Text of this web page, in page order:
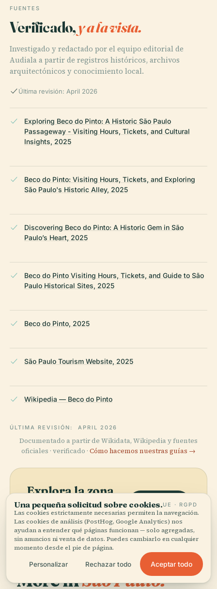
FUENTES
Verificado,y a la vista.
Investigado y redactado por el equipo editorial de
Audiala a partir de registros históricos, archivos
arquitectónicos y conocimiento local.
Última revisión: April 2026
Exploring Beco do Pinto: A Historic São Paulo
Passageway - Visiting Hours, Tickets, and Cultural
Insights, 2025
Beco do Pinto: Visiting Hours, Tickets, and Exploring
São Paulo's Historic Alley, 2025
Discovering Beco do Pinto: A Historic Gem in São
Paulo’s Heart, 2025
Beco do Pinto Visiting Hours, Tickets, and Guide to São
Paulo Historical Sites, 2025
Beco do Pinto, 2025
São Paulo Tourism Website, 2025
Wikipedia — Beco do Pinto
ÚLTIMA REVISIÓN: APRIL 2026
Documentado a partir de Wikidata, Wikipedia y fuentes
oficiales · verificado · Cómo hacemos nuestras guías →
Explora la zona
Ve Beco Do Pinto en el mapa y
descubre qué hay cerca.
Ver mapa
More inSão Paulo.
Una pequeña solicitud sobre cookies.UE · RGPD
Las cookies estrictamente necesarias permiten la navegación.
Las cookies de análisis (PostHog, Google Analytics) nos
ayudan a entender qué páginas funcionan — solo agregadas,
sin anuncios ni venta de datos. Puedes cambiarlo en cualquier
momento desde el pie de página.
Personalizar Rechazar todo Aceptar todo